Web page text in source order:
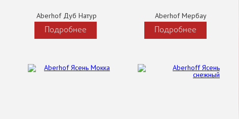
Aberhof Дуб Натур
Подробнее
Aberhof Мербау
Подробнее